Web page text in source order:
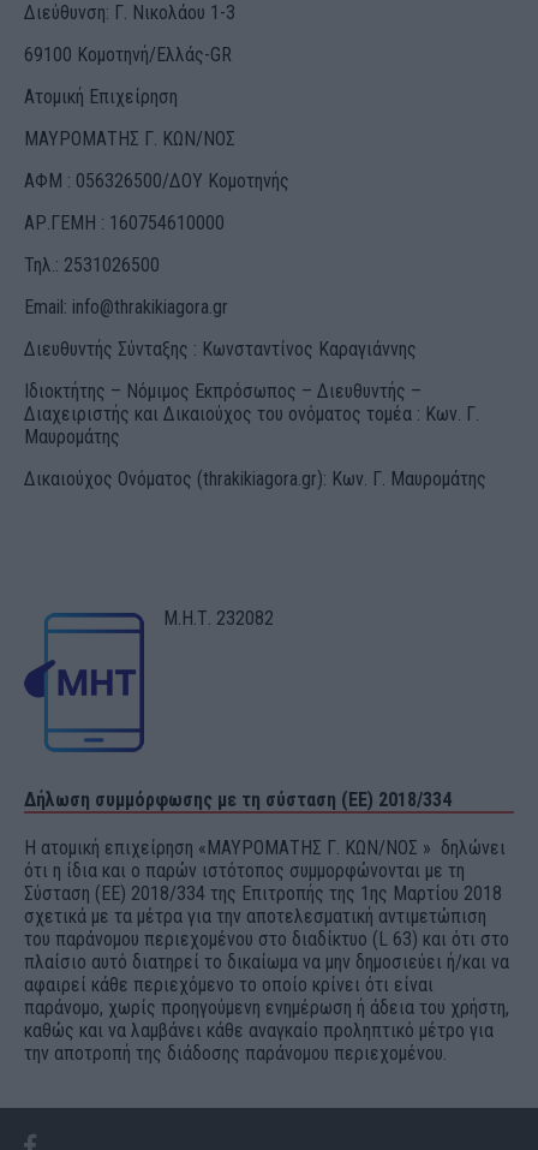
Διεύθυνση: Γ. Νικολάου 1-3
69100 Κομοτηνή/Ελλάς-GR
Ατομική Επιχείρηση
ΜΑΥΡΟΜΑΤΗΣ Γ. ΚΩΝ/ΝΟΣ
ΑΦΜ : 056326500/ΔOΥ Κομοτηνής
ΑΡ.ΓΕΜΗ : 160754610000
Τηλ.: 2531026500
Email: info@thrakikiagora.gr
Διευθυντής Σύνταξης : Κωνσταντίνος Καραγιάννης
Ιδιοκτήτης – Νόμιμος Εκπρόσωπος – Διευθυντής –
Διαχειριστής και Δικαιούχος του ονόματος τομέα : Κων. Γ.
Μαυρομάτης
Δικαιούχος Ονόματος (thrakikiagora.gr): Κων. Γ. Μαυρομάτης
Μ.Η.Τ. 232082
Δήλωση συμμόρφωσης με τη σύσταση (ΕΕ) 2018/334
Η ατομική επιχείρηση «ΜΑΥΡΟΜΑΤΗΣ Γ. ΚΩΝ/ΝΟΣ » δηλώνει
ότι η ίδια και ο παρών ιστότοπος συμμορφώνονται με τη
Σύσταση (ΕΕ) 2018/334 της Επιτροπής της 1ης Μαρτίου 2018
σχετικά με τα μέτρα για την αποτελεσματική αντιμετώπιση
του παράνομου περιεχομένου στο διαδίκτυο (L 63) και ότι στο
πλαίσιο αυτό διατηρεί το δικαίωμα να μην δημοσιεύει ή/και να
αφαιρεί κάθε περιεχόμενο το οποίο κρίνει ότι είναι
παράνομο, χωρίς προηγούμενη ενημέρωση ή άδεια του χρήστη,
καθώς και να λαμβάνει κάθε αναγκαίο προληπτικό μέτρο για
την αποτροπή της διάδοσης παράνομου περιεχομένου.